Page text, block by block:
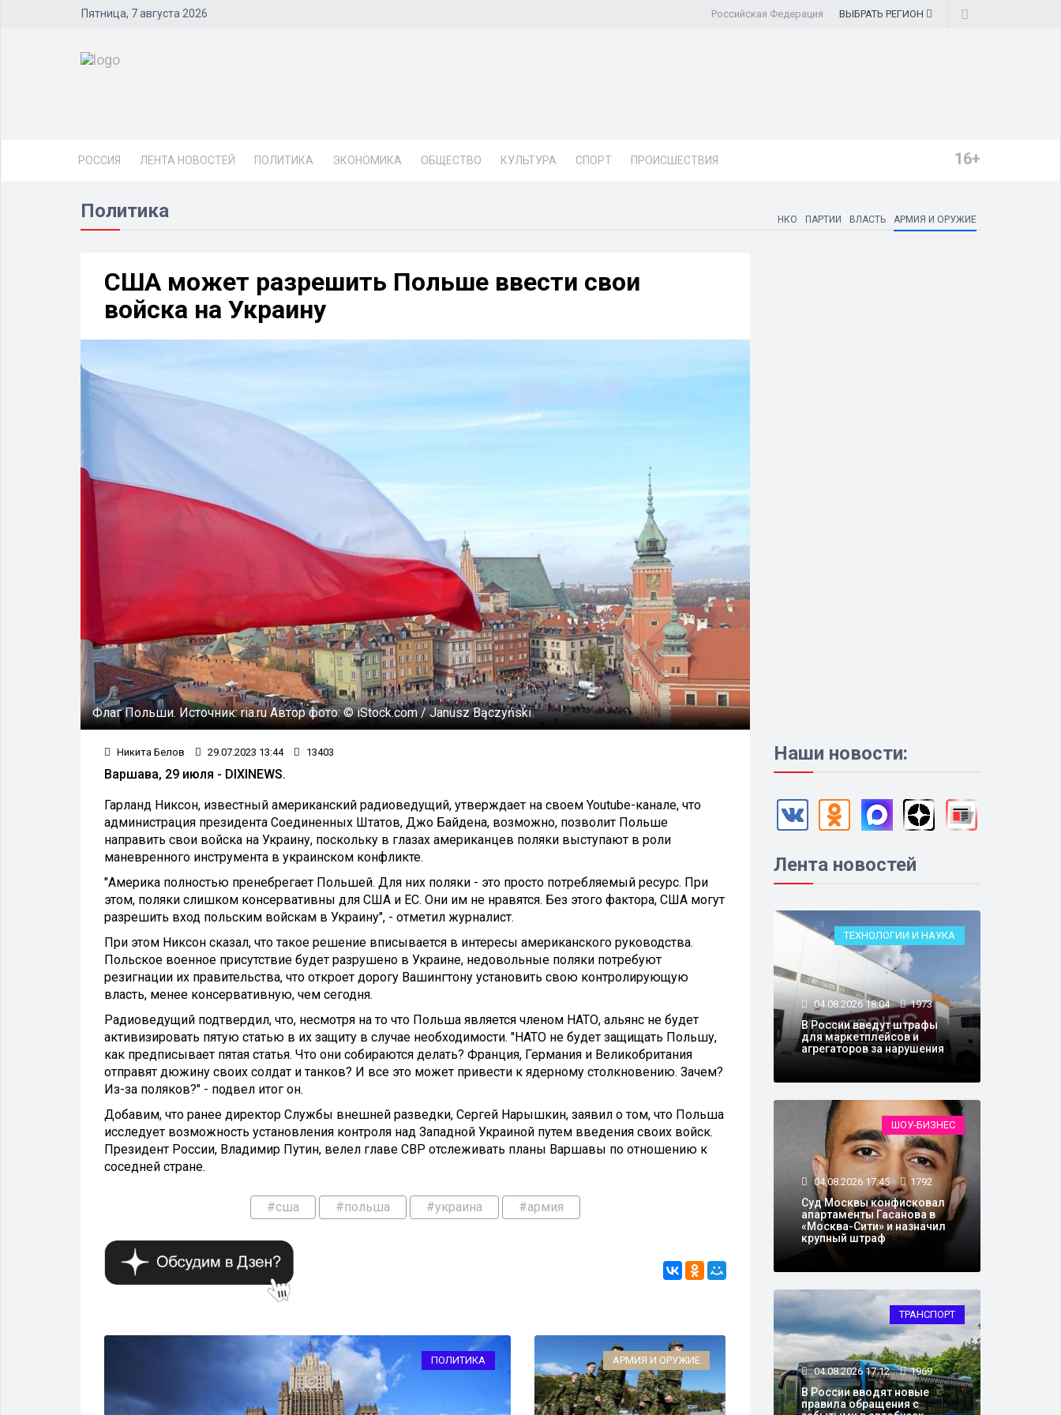
Пятница, 7 августа 2026 Российская Федерация ВЫБРАТЬ РЕГИОН
РОССИЯ ЛЕНТА НОВОСТЕЙ ПОЛИТИКА ЭКОНОМИКА ОБЩЕСТВО КУЛЬТУРА СПОРТ ПРОИСШЕСТВИЯ 16+
Политика НКО ПАРТИИ ВЛАСТЬ АРМИЯ И ОРУЖИЕ
США может разрешить Польше ввести свои
войска на Украину
Флаг Польши. Источник:ria.ruАвтор фото:© iStock.com / Janusz Bączyński
Никита Белов 29.07.2023 13:44 13403
Варшава, 29 июля - DIXINEWS.
Гарланд Никсон, известный американский радиоведущий, утверждает на своем Youtube-канале, что
администрация президента Соединенных Штатов, Джо Байдена, возможно, позволит Польше
направить свои войска на Украину, поскольку в глазах американцев поляки выступают в роли
маневренного инструмента в украинском конфликте.
"Америка полностью пренебрегает Польшей. Для них поляки - это просто потребляемый ресурс. При
этом, поляки слишком консервативны для США и ЕС. Они им не нравятся. Без этого фактора, США могут
разрешить вход польским войскам в Украину", - отметил журналист.
При этом Никсон сказал, что такое решение вписывается в интересы американского руководства.
Польское военное присутствие будет разрушено в Украине, недовольные поляки потребуют
резигнации их правительства, что откроет дорогу Вашингтону установить свою контролирующую
власть, менее консервативную, чем сегодня.
Радиоведущий подтвердил, что, несмотря на то что Польша является членом НАТО, альянс не будет
активизировать пятую статью в их защиту в случае необходимости. "НАТО не будет защищать Польшу,
как предписывает пятая статья. Что они собираются делать? Франция, Германия и Великобритания
отправят дюжину своих солдат и танков? И все это может привести к ядерному столкновению. Зачем?
Из-за поляков?" - подвел итог он.
Добавим, что ранее директор Службы внешней разведки, Сергей Нарышкин, заявил о том, что Польша
исследует возможность установления контроля над Западной Украиной путем введения своих войск.
Президент России, Владимир Путин, велел главе СВР отслеживать планы Варшавы по отношению к
соседней стране.
#сша #польша #украина #армия
ПОЛИТИКА ПОЛИТИКА
АРМИЯ И ОРУЖИЕ
Наши новости:
Лента новостей
ТЕХНОЛОГИИ И НАУКА
04.08.2026 18:04 1973
В России введут штрафы
для маркетплейсов и
агрегаторов за нарушения
ШОУ-БИЗНЕС
04.08.2026 17:45 1792
Суд Москвы конфисковал
апартаменты Гасанова в
«Москва-Сити» и назначил
крупный штраф
ТРАНСПОРТ
04.08.2026 17:12 1969
В России вводят новые
правила обращения с